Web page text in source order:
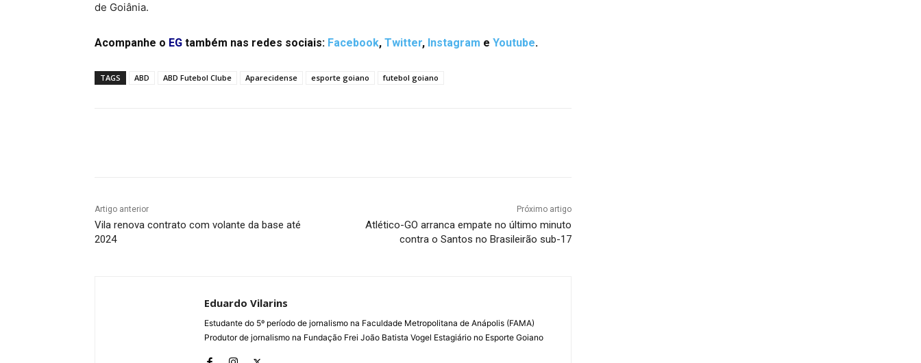
de Goiânia.
Acompanhe o EG também nas redes sociais: Facebook, Twitter, Instagram e Youtube.
TAGS ABD ABD Futebol Clube Aparecidense esporte goiano futebol goiano
Artigo anterior
Vila renova contrato com volante da base até
2024
Próximo artigo
Atlético-GO arranca empate no último minuto
contra o Santos no Brasileirão sub-17
Eduardo Vilarins
Estudante do 5º período de jornalismo na Faculdade Metropolitana de Anápolis (FAMA)
Produtor de jornalismo na Fundação Frei João Batista Vogel Estagiário no Esporte Goiano